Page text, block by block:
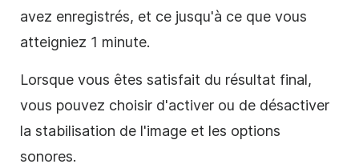
avez enregistrés, et ce jusqu'à ce que vous
atteigniez 1 minute.
Lorsque vous êtes satisfait du résultat final,
vous pouvez choisir d'activer ou de désactiver
la stabilisation de l'image et les options
sonores.